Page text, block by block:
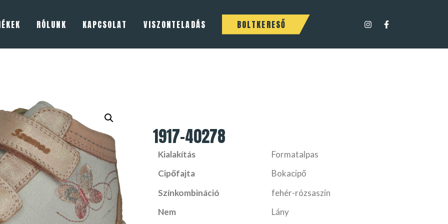
RÓLUNK KAPCSOLAT VISZONTELADÁS BOLTKERESŐ
1917-40278
Kialakítás
Formatalpas
Cipőfajta
Bokacipő
Színkombináció
fehér-rózsaszín
Nem
Lány